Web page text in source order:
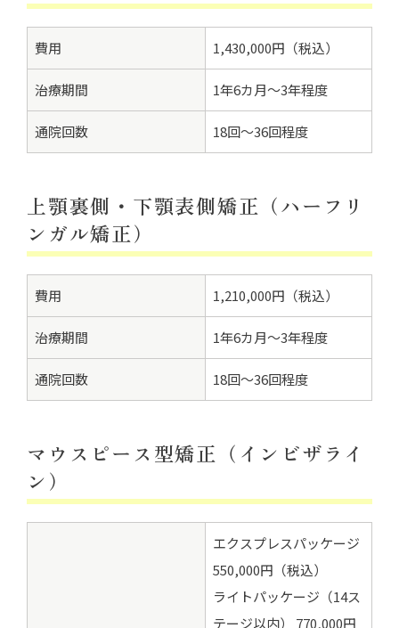
費用 1,430,000円（税込）
治療期間 1年6カ月～3年程度
通院回数 18回～36回程度
上顎裏側・下顎表側矯正（ハーフリ
ンガル矯正）
費用 1,210,000円（税込）
治療期間 1年6カ月～3年程度
通院回数 18回～36回程度
マウスピース型矯正（インビザライ
ン）
エクスプレスパッケージ
550,000円（税込）
ライトパッケージ（14ス
テージ以内） 770,000円